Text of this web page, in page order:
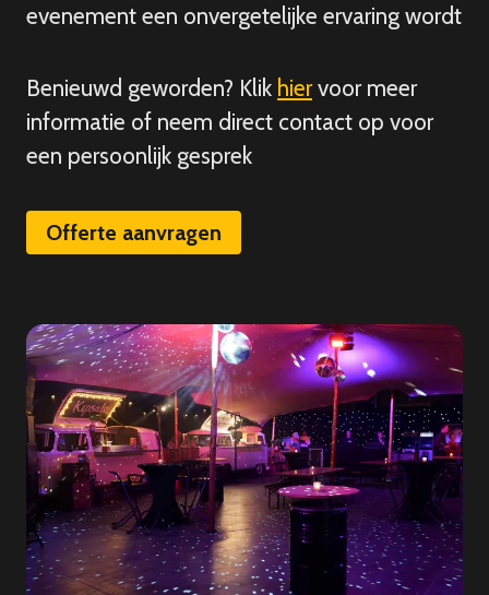
evenement een onvergetelijke ervaring wordt
Benieuwd geworden? Klik hiervoor meer
informatie of neem direct contact op voor
een persoonlijk gesprek
Offerte aanvragen